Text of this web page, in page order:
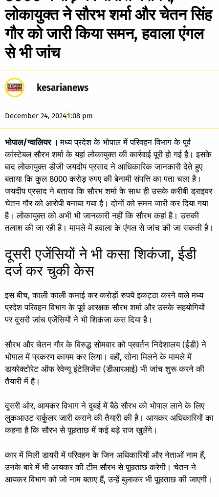
लोकायुक्त ने सौरभ शर्मा और चेतन सिंह
गौर को जारी किया समन, हवाला एंगल
से भी जांच
kesarianews
December 24, 20241:08 pm
भोपाल/ग्वालियर ।मध्य प्रदेश के भोपाल में परिवहन विभाग के पूर्व
कांस्टेबल सौरभ शर्मा के यहां लोकायुक्त की कार्रवाई पूरी हो गई है। इसके
बाद लोकायुक्त डीजी जयदीप प्रसाद ने आधिकारिक जानकारी देते हुए
बताया कि कुल 8000 करोड़ रुपए की बेनामी संपत्ति का पता चला है।
जयदीप प्रसाद ने बताया कि सौरभ शर्मा के साथ ही उसके करीबी ड्राइवर
चेतन गौर को आरोपी बनाया गया है। दोनों को समन जारी कर दिया गया
है। लोकायुक्त को अभी भी जानकारी नहीं कि सौरभ कहां है। उसकी
तलाश की जा रही है। मामले में हवाला के एंगल से जांच की जा सकती है।
दूसरी एजेंसियों ने भी कसा शिकंजा, ईडी
दर्ज कर चुकी केस
इस बीच, काली काली कमाई कर करोड़ों रुपये इकट्ठा करने वाले मध्य
प्रदेश परिवहन विभाग के पूर्व आरक्षक सौरभ शर्मा और उसके सहयोगियों
पर दूसरी जांच एजेंसियों ने भी शिकंजा कस दिया है।
सौरभ और चेतन गौर के विरुद्ध सोमवार को प्रवर्तन निदेशालय (ईडी) ने
भोपाल में प्रकरण कायम कर लिया। वहीं, सोना मिलने के मामले में
डायरेक्टोरेट ऑफ रेवेन्यू इंटेलिजेंस (डीआरआई) भी जांच शुरू करने की
तैयारी में है।
दूसरी ओर, आयकर विभाग ने दुबई में बैठे सौरभ को भोपाल लाने के लिए
लुकआउट सर्कुलर जारी कराने की तैयारी की है। आयकर अधिकारियों का
कहना है कि सौरभ से पूछताछ में कई बड़े राज खुलेंगे।
कार में मिली डायरी में परिवहन के जिन अधिकारियों और नेताओं नाम हैं,
उनके बारे में भी आयकर की टीम सौरभ से पूछताछ करेगी। चेतन ने
आयकर विभाग को जो नाम बताए हैं, उन्हें बुलाकर भी पूछताछ की जाएगी।